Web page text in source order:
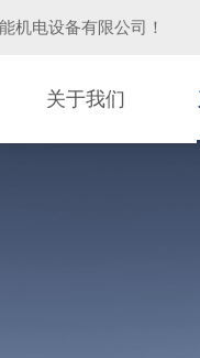
机电设备有限公司 ！
关于我们